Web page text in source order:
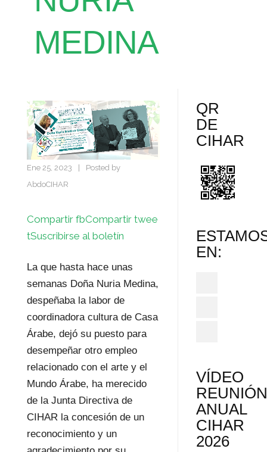
MEDINA
Ene 25, 2023
Posted by
AbdoCIHAR
Compartir fbCompartir twee
tSuscribirse al boletín
La que hasta hace unas
semanas Doña Nuria Medina,
despeñaba la labor de
coordinadora cultura de Casa
Árabe, dejó su puesto para
desempeñar otro empleo
relacionado con el arte y el
Mundo Árabe, ha merecido
de la Junta Directiva de
CIHAR la concesión de un
reconocimiento y un
QR
DE
CIHAR
EN:
VÍDEO
ANUAL
CIHAR
2026